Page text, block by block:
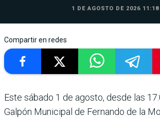
1 DE AGOSTO DE 2026 11:18
Compartir en redes
Este sábado 1 de agosto, desde las
Galpón Municipal de Fernando de la